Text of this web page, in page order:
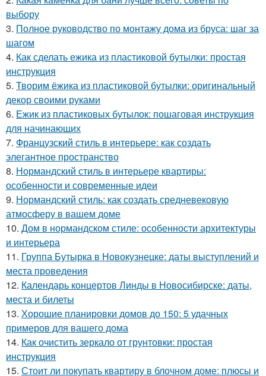
выбору
3. Полное руководство по монтажу дома из бруса: шаг за
шагом
4. Как сделать ежика из пластиковой бутылки: простая
инструкция
5. Творим ёжика из пластиковой бутылки: оригинальный
декор своими руками
6. Ежик из пластиковых бутылок: пошаговая инструкция
для начинающих
7. Французский стиль в интерьере: как создать
элегантное пространство
8. Нормандский стиль в интерьере квартиры:
особенности и современные идеи
9. Нормандский стиль: как создать средневековую
атмосферу в вашем доме
10. Дом в нормандском стиле: особенности архитектуры
и интерьера
11. Группа Бутырка в Новокузнецке: даты выступлений и
места проведения
12. Календарь концертов Линды в Новосибирске: даты,
места и билеты
13. Хорошие планировки домов до 150: 5 удачных
примеров для вашего дома
14. Как очистить зеркало от грунтовки: простая
инструкция
15. Стоит ли покупать квартиру в блочном доме: плюсы и